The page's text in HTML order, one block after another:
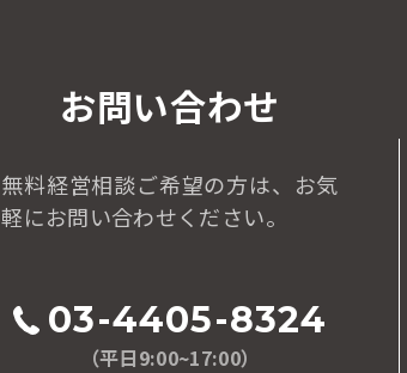
お問い合わせ
無料経営相談ご希望の方は、 お気
軽にお問い合わせください。
03-4405-8324
（平日9:00~17:00）